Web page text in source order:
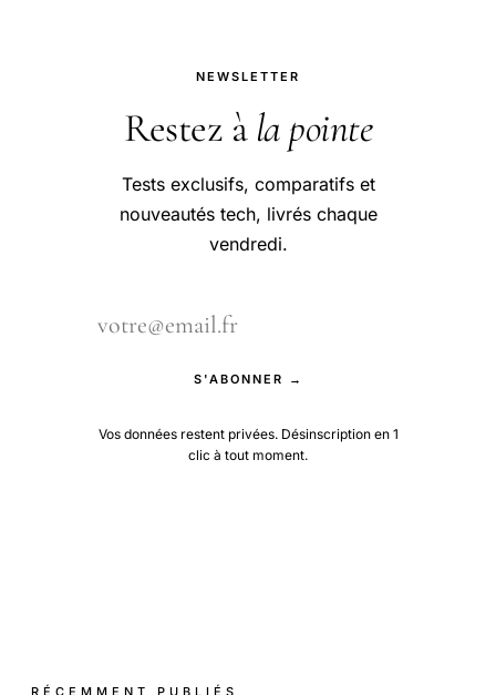
NEWSLETTER
Restez à la pointe
Tests exclusifs, comparatifs et
nouveautés tech, livrés chaque
vendredi.
S'ABONNER →
Vos données restent privées. Désinscription en 1
clic à tout moment.
RÉCEMMENT PUBLIÉS